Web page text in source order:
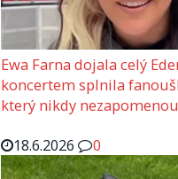
Ewa Farna dojala celý
koncertem splnila
který nikdy
18.6.2026
0